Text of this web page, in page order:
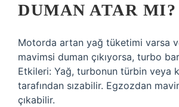
DUMAN ATAR MI?
Motorda artan yağ tüketimi varsa
mavimsi duman çıkıyorsa, turbo
Etkileri: Yağ, turbonun türbin veya
tarafından sızabilir. Egzozdan
çıkabilir.